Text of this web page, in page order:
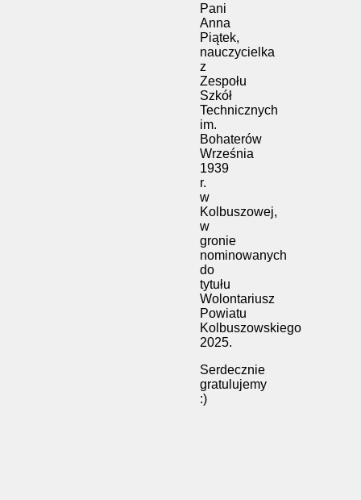
Pani
Anna
Piątek,
nauczycielka
z
Zespołu
Szkół
Technicznych
im.
Bohaterów
Września
1939
r.
w
Kolbuszowej,
w
gronie
nominowanych
do
tytułu
Wolontariusz
Powiatu
Kolbuszowskiego
2025.
Serdecznie
gratulujemy
:)